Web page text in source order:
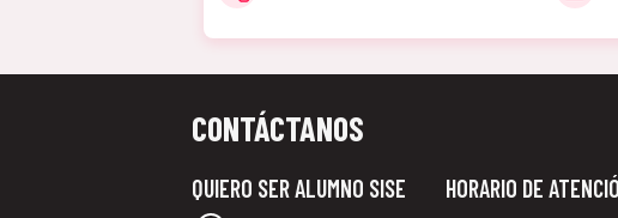
CONTÁCTANOS
QUIERO SER ALUMNO SISE HORARIO DE